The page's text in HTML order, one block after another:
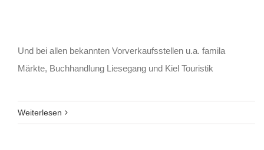
Und bei allen bekannten Vorverkaufsstellen u.a. famila
Märkte, Buchhandlung Liesegang und Kiel Touristik
Weiterlesen